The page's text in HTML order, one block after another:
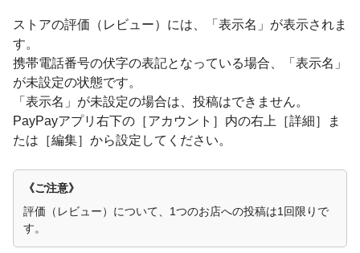
ストアの評価（レビュー）には、「表示名」が表示されま
す。
携帯電話番号の伏字の表記となっている場合、「表示名」
が未設定の状態です。
「表示名」が未設定の場合は、投稿はできません。
PayPayアプリ右下の［アカウント］内の右上［詳細］ま
たは［編集］から設定してください。
《ご注意》
評価（レビュー）について、1つのお店への投稿は1回限りで
す。